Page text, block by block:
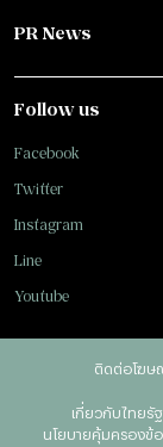
PR News
Follow us
Facebook
Twitter
Instagram
Line
Youtube
ติดต่อโฆษ
เกี่ยวกับไทยรัฐ
นโยบายคุ้มครองข้